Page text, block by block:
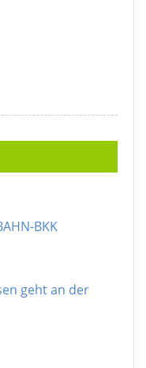
BKK
geht an der